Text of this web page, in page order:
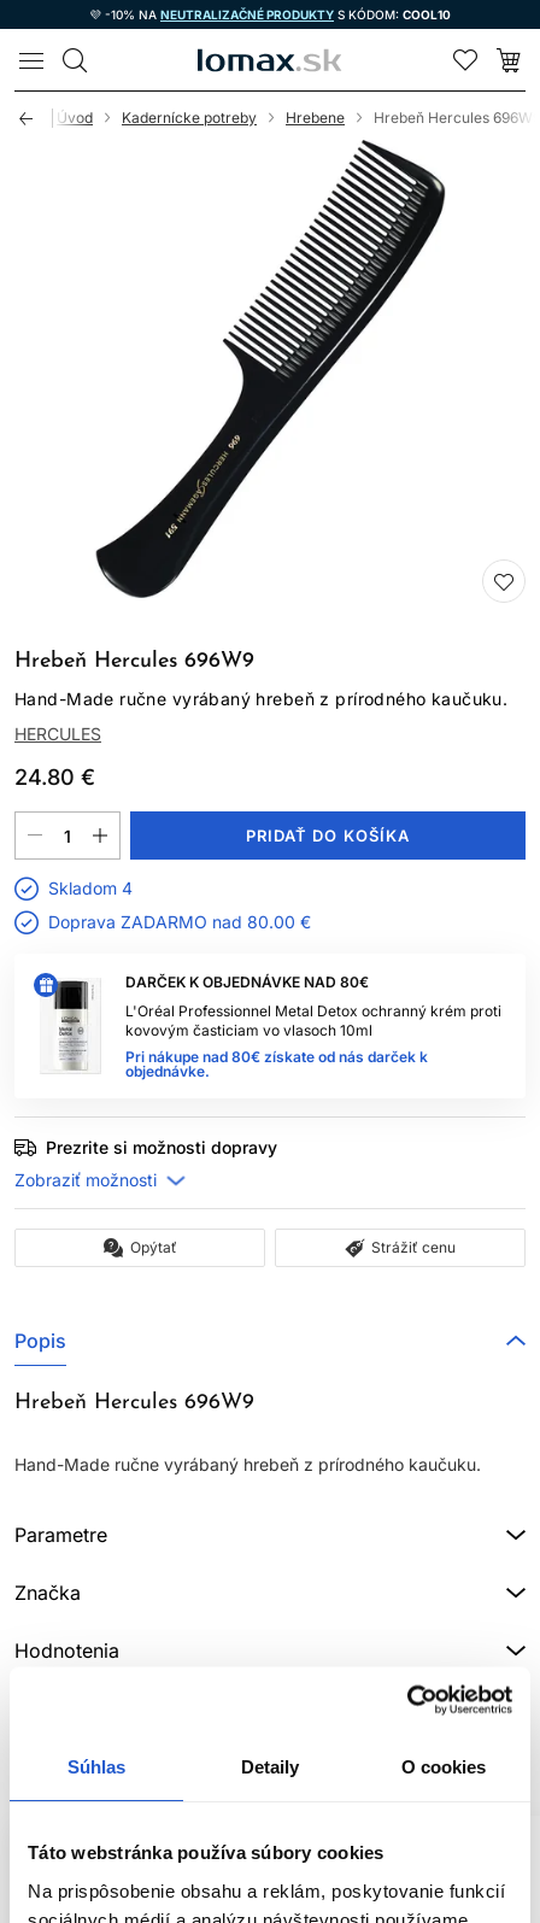
Súhlas Detaily O cookies
Táto webstránka používa súbory cookies
Na prispôsobenie obsahu a reklám, poskytovanie funkcií
sociálnych médií a analýzu návštevnosti používame
💜 -10% NA NEUTRALIZAČNÉ PRODUKTY S KÓDOM: COOL10
LOMAX
Úvod Kadernícke potreby Hrebene Hrebeň Hercules 696W9
Hrebeň Hercules 696W9
Hand-Made ručne vyrábaný hrebeň z prírodného kaučuku.
HERCULES
24.80 €
DARČEK K OBJEDNÁVKE NAD 80€
L'Oréal Professionnel Metal Detox ochranný krém proti
kovovým časticiam vo vlasoch 10ml
Pri nákupe nad 80€ získate od nás darček k
objednávke.
PRIDAŤ DO KOŠÍKA
Skladom 4
Doprava ZADARMO nad 80.00 €
Prezrite si možnosti dopravy
Opýtať Strážiť cenu
Popis
Hrebeň Hercules 696W9
Hand-Made ručne vyrábaný hrebeň z prírodného kaučuku.
Parametre
Značka
Hodnotenia
SÚVISIACE PRODUKTY